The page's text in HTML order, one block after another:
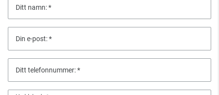
Ditt namn:
Din e-post:
Ditt telefonnummer: